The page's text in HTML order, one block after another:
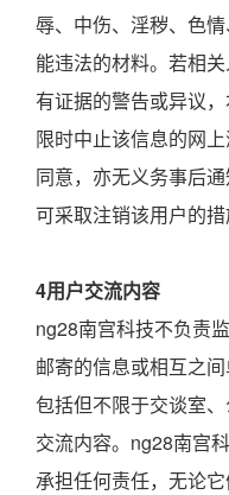
辱、中伤、淫秽、色
能违法的材料。若相
有证据的警告或异议
限时中止该信息的网
同意，亦无义务事后
可采取注销该用户的措
4用户交流内容
ng28南宫科技不负责
邮寄的信息或相互之
包括但不限于交谈室
交流内容。ng28南宫
承担任何责任，无论